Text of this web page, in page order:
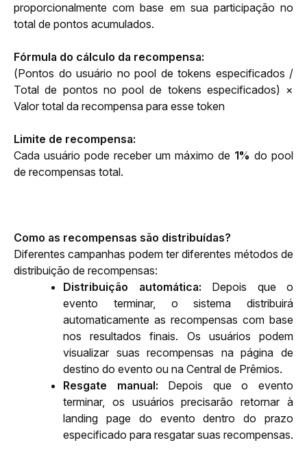
proporcionalmente com base em sua participação no
total de pontos acumulados.
Fórmula do cálculo da recompensa:
(Pontos do usuário no pool de tokens especificados /
Total de pontos no pool de tokens especificados) ×
Valor total da recompensa para esse token
Limite de recompensa:
Cada usuário pode receber um máximo de 1% do pool
de recompensas total.
Como as recompensas são distribuídas?
Diferentes campanhas podem ter diferentes métodos de
distribuição de recompensas:
Distribuição automática: Depois que o
evento terminar, o sistema distribuirá
automaticamente as recompensas com base
nos resultados finais. Os usuários podem
visualizar suas recompensas na página de
destino do evento ou na Central de Prêmios.
Resgate manual: Depois que o evento
terminar, os usuários precisarão retornar à
landing page do evento dentro do prazo
especificado para resgatar suas recompensas.